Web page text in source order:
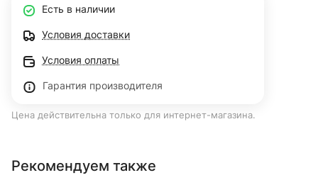
Есть в наличии
Условия доставки
Условия оплаты
Гарантия производителя
Цена действительна только для интернет-магазина.
Рекомендуем также